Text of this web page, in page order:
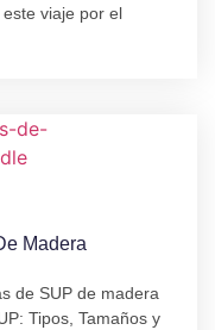
viaje por el
Madera
de SUP de madera
Tipos, Tamaños y